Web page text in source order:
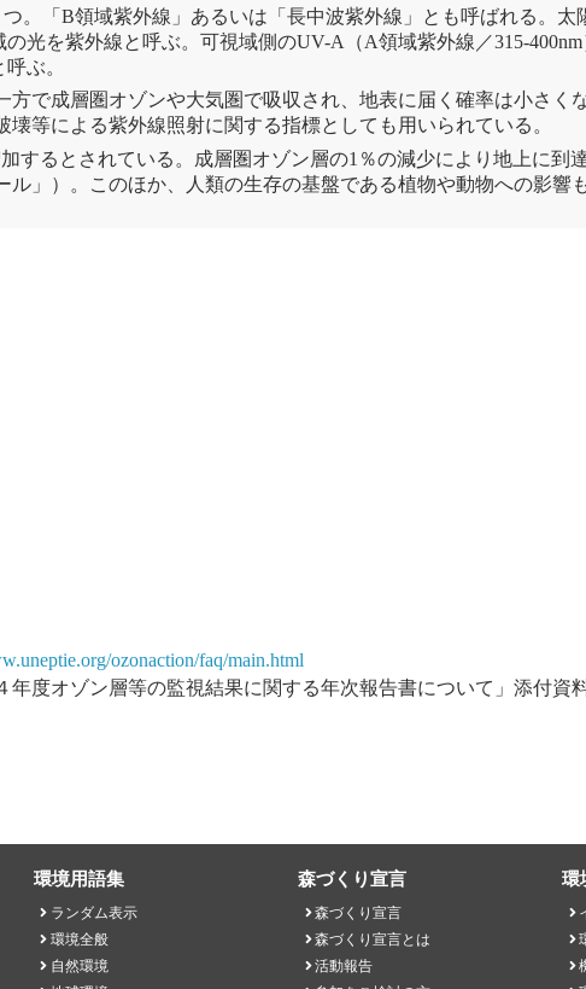
つ。「B領域紫外線 」あるいは「長中波紫外線 」とも呼ばれる。
光を紫外線と呼ぶ。可視域側のUV-A（A領域紫外線／315-
ぶ。
方で成層圏 オゾンや大気圏で吸収され、地表に届く確率は小さく
壊等による紫外線照射に関する指標としても用いられている。
するとされている。成層圏 オゾン層の1％の減少により地上に到
ル 」）。このほか、人類の生存の基盤である植物や動物への影響
ozonaction/faq/main.html
度オゾン層等の監視結果に関する年次報告書について」添付資
環境用語集
ランダム表示
環境全般
自然環境
森づくり宣言
森づくり宣言
森づくり宣言とは
活動報告
環